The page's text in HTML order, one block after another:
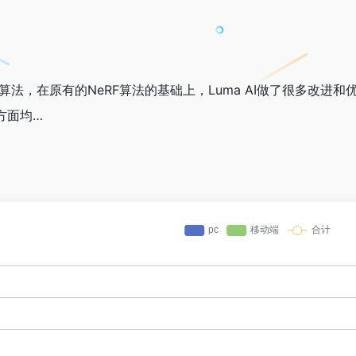
法，在原有的NeRF算法的基础上，Luma AI做了很多改进
面均…